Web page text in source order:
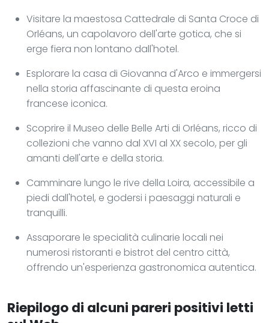
Visitare la maestosa Cattedrale di Santa Croce di
Orléans, un capolavoro dell'arte gotica, che si
erge fiera non lontano dall'hotel.
Esplorare la casa di Giovanna d'Arco e immergersi
nella storia affascinante di questa eroina
francese iconica.
Scoprire il Museo delle Belle Arti di Orléans, ricco di
collezioni che vanno dal XVI al XX secolo, per gli
amanti dell'arte e della storia.
Camminare lungo le rive della Loira, accessibile a
piedi dall'hotel, e godersi i paesaggi naturali e
tranquilli.
Assaporare le specialità culinarie locali nei
numerosi ristoranti e bistrot del centro città,
offrendo un'esperienza gastronomica autentica.
Riepilogo di alcuni pareri positivi letti